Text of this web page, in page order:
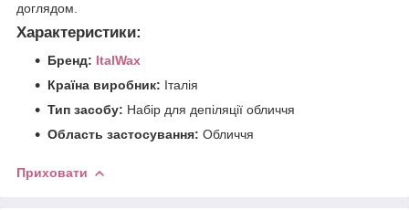
доглядом.
Характеристики:
Бренд: ItalWax
Країна виробник: Італія
Тип засобу: Набір для депіляції обличчя
Область застосування: Обличчя
Приховати